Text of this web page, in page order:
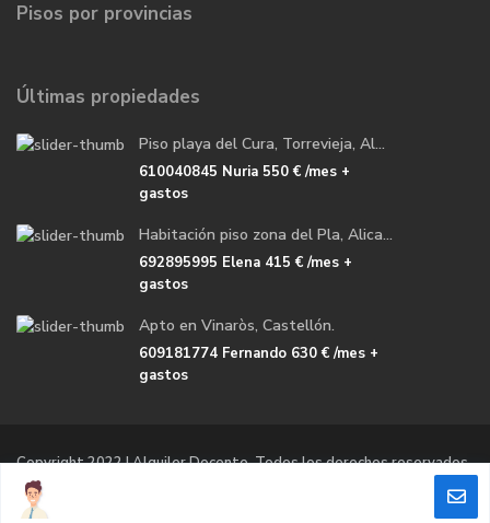
Pisos por provincias
Últimas propiedades
Piso playa del Cura, Torrevieja, Al...
610040845 Nuria 550 €/mes +
gastos
Habitación piso zona del Pla, Alica...
692895995 Elena 415 €/mes +
gastos
Apto en Vinaròs, Castellón.
609181774 Fernando 630 €/mes +
gastos
Copyright 2022 | Alquiler Docente. Todos los derechos reservados.
Politicas de privacidad